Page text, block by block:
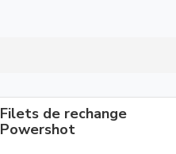
Filets de rechange
Powershot